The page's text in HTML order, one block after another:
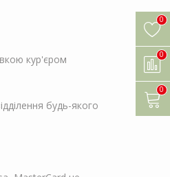
кур'єром
будь-якого
0
0
0